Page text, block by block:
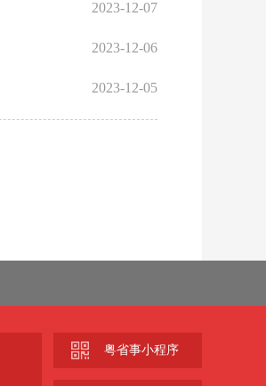
2023-12-07
2023-12-06
2023-12-05
粤省事小程序